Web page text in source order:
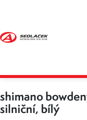
shimano
silniční, bílý